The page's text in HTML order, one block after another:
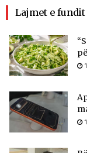
Lajmet e fundit